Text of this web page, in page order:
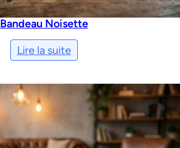
Bandeau Noisette
Lire la suite